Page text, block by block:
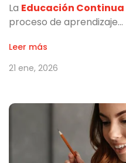
La Educación Continua
proceso de aprendizaje…
Leer más
21 ene, 2026